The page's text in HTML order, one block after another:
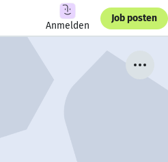
Anmelden
Job posten